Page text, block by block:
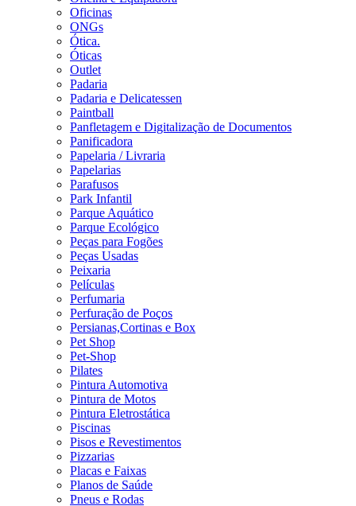
Oficinas
ONGs
Ótica.
Óticas
Outlet
Padaria
Padaria e Delicatessen
Paintball
Panfletagem e Digitalização de Documentos
Panificadora
Papelaria / Livraria
Papelarias
Parafusos
Park Infantil
Parque Aquático
Parque Ecológico
Peças para Fogões
Peças Usadas
Peixaria
Películas
Perfumaria
Perfuração de Poços
Persianas,Cortinas e Box
Pet Shop
Pet-Shop
Pilates
Pintura Automotiva
Pintura de Motos
Pintura Eletrostática
Piscinas
Pisos e Revestimentos
Pizzarias
Placas e Faixas
Planos de Saúde
Pneus e Rodas